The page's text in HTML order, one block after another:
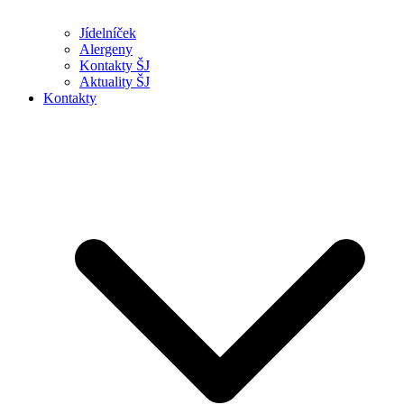
Jídelníček
Alergeny
Kontakty ŠJ
Aktuality ŠJ
Kontakty